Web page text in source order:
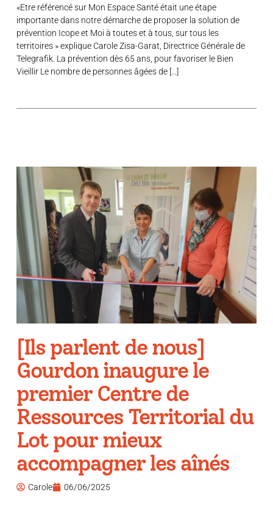
«Etre référencé sur Mon Espace Santé était une étape
importante dans notre démarche de proposer la solution de
prévention Icope et Moi à toutes et à tous, sur tous les
territoires » explique Carole Zisa-Garat, Directrice Générale de
Telegrafik. La prévention dès 65 ans, pour favoriser le Bien
Vieillir Le nombre de personnes âgées de […]
[Ils parlent de nous]
Gourdon inaugure le
premier Centre de
Ressources Territorial du
Lot pour mieux
accompagner les aînés
Carole 06/06/2025